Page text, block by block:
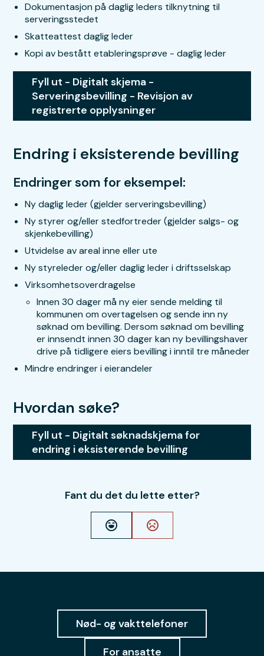
Dokumentasjon på daglig leders tilknytning til
serveringsstedet
Skatteattest daglig leder
Kopi av bestått etableringsprøve - daglig leder
Fyll ut - Digitalt skjema -
Serveringsbevilling - Revisjon av
registrerte opplysninger
Endring i eksisterende bevilling
Endringer som for eksempel:
Ny daglig leder (gjelder serveringsbevilling)
Ny styrer og/eller stedfortreder (gjelder salgs- og
skjenkebevilling)
Utvidelse av areal inne eller ute
Ny styreleder og/eller daglig leder i driftsselskap
Virksomhetsoverdragelse
Innen 30 dager må ny eier sende melding til
kommunen om overtagelsen og sende inn ny
søknad om bevilling. Dersom søknad om bevilling
er innsendt innen 30 dager kan ny bevillingshaver
drive på tidligere eiers bevilling i inntil tre måneder
Mindre endringer i eierandeler
Hvordan søke?
Fyll ut - Digitalt søknadskjema for
endring i eksisterende bevilling
Fant du det du lette etter?
Ja Nei
Nød- og vakttelefoner
For ansatte